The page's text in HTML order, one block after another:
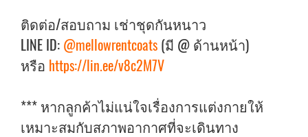
ติดต่อ/สอบถาม เช่าชุดกันหนาว
LINE ID: @mellowrentcoats (มี @ ด้านหน้า)
หรือ https://lin.ee/v8c2M7V
*** หากลูกค้าไม่แน่ใจเรื่องการแต่งกายให้
เหมาะสมกับสภาพอากาศที่จะเดินทาง